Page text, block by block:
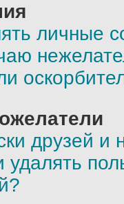
личные
друзей и
удалять